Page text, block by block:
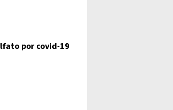
por covid-19